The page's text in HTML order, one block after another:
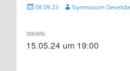
Veröffentlicht
08.09.23 AutorGymnasium
WANN:
15.05.24 um 19:00